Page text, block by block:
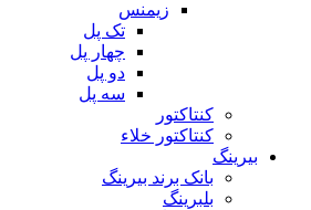
زیمنس
تک پل
چهار پل
دو پل
سه پل
کنتاکتور
کنتاکتور خلاء
بیرینگ
بانک برند بیرینگ
بلبرینگ